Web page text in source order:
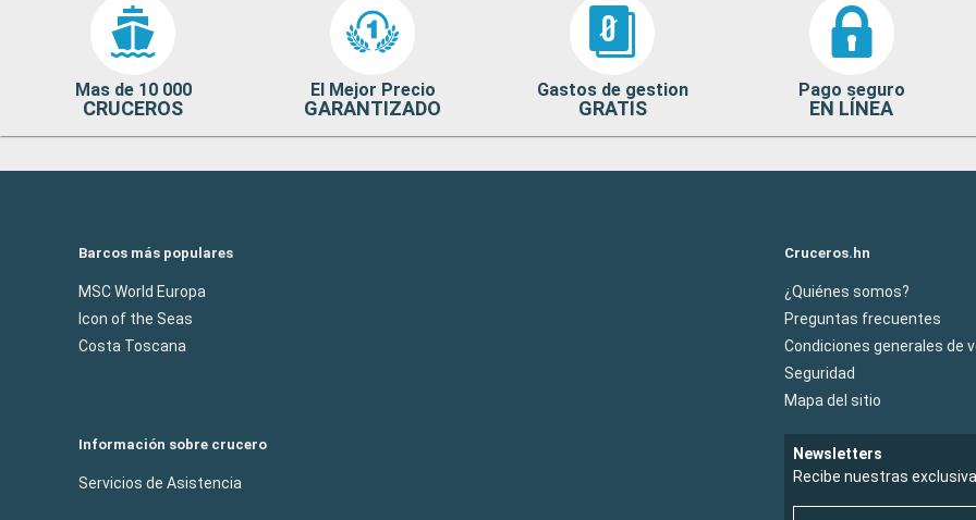
Mas de 10 000
CRUCEROS
El Mejor Precio
GARANTIZADO
Gastos de gestion
GRATIS
Pago seguro
EN LÍNEA
Barcos más populares
MSC World Europa
Icon of the Seas
Costa Toscana
Cruceros.hn
¿Quiénes somos?
Preguntas frecuentes
Condiciones generales de
Seguridad
Mapa del sitio
Información sobre crucero
Servicios de Asistencia
Newsletters
Recibe nuestras